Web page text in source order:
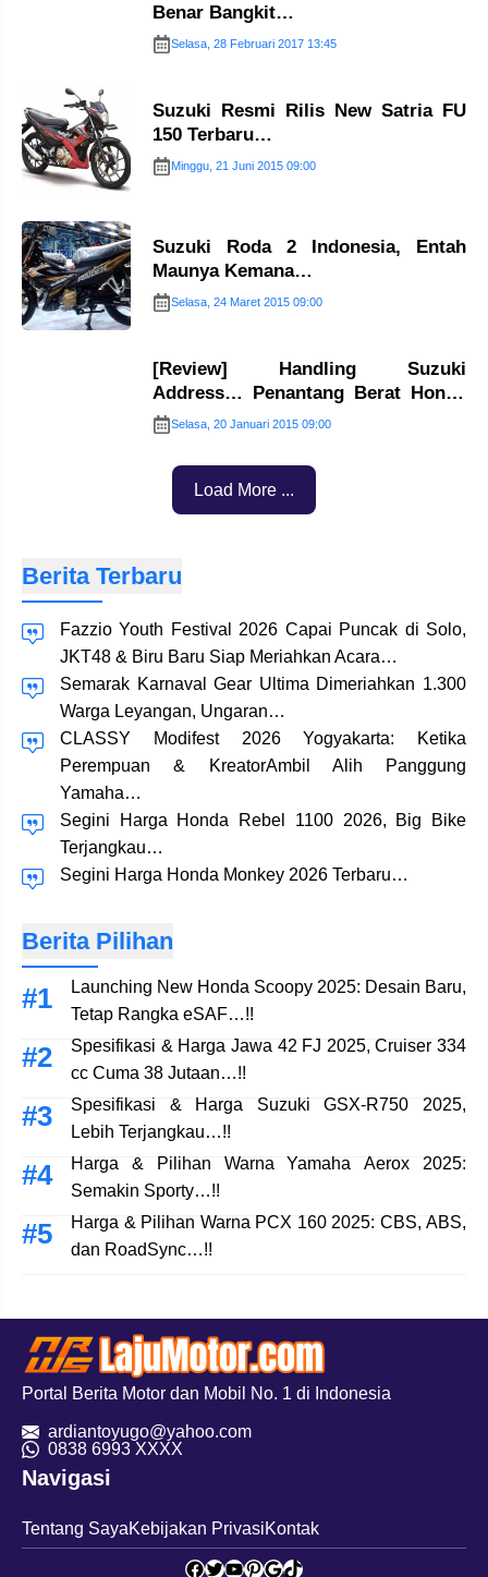
Benar Bangkit…
Selasa, 28 Februari 2017 13:45
Suzuki Resmi Rilis New Satria FU
150 Terbaru…
Minggu, 21 Juni 2015 09:00
Suzuki Roda 2 Indonesia, Entah
Maunya Kemana…
Selasa, 24 Maret 2015 09:00
[Review] Handling Suzuki
Address… Penantang Berat Honda
Spacy…!!
Selasa, 20 Januari 2015 09:00
Load More ...
Berita Terbaru
Fazzio Youth Festival 2026 Capai Puncak di Solo,
JKT48 & Biru Baru Siap Meriahkan Acara…
Semarak Karnaval Gear Ultima Dimeriahkan 1.300
Warga Leyangan, Ungaran…
CLASSY Modifest 2026 Yogyakarta: Ketika
Perempuan & KreatorAmbil Alih Panggung
Yamaha…
Segini Harga Honda Rebel 1100 2026, Big Bike
Terjangkau…
Segini Harga Honda Monkey 2026 Terbaru…
Berita Pilihan
Launching New Honda Scoopy 2025: Desain Baru,
Tetap Rangka eSAF…!!
Spesifikasi & Harga Jawa 42 FJ 2025, Cruiser 334
cc Cuma 38 Jutaan…!!
Spesifikasi & Harga Suzuki GSX-R750 2025,
Lebih Terjangkau…!!
Harga & Pilihan Warna Yamaha Aerox 2025:
Semakin Sporty…!!
Harga & Pilihan Warna PCX 160 2025: CBS, ABS,
dan RoadSync…!!
Portal Berita Motor dan Mobil No. 1 di Indonesia
ardiantoyugo@yahoo.com
0838 6993 XXXX
Navigasi
Tentang SayaKebijakan PrivasiKontak
Facebook
Twitter
YouTube
Pinterest
Google
TikTok